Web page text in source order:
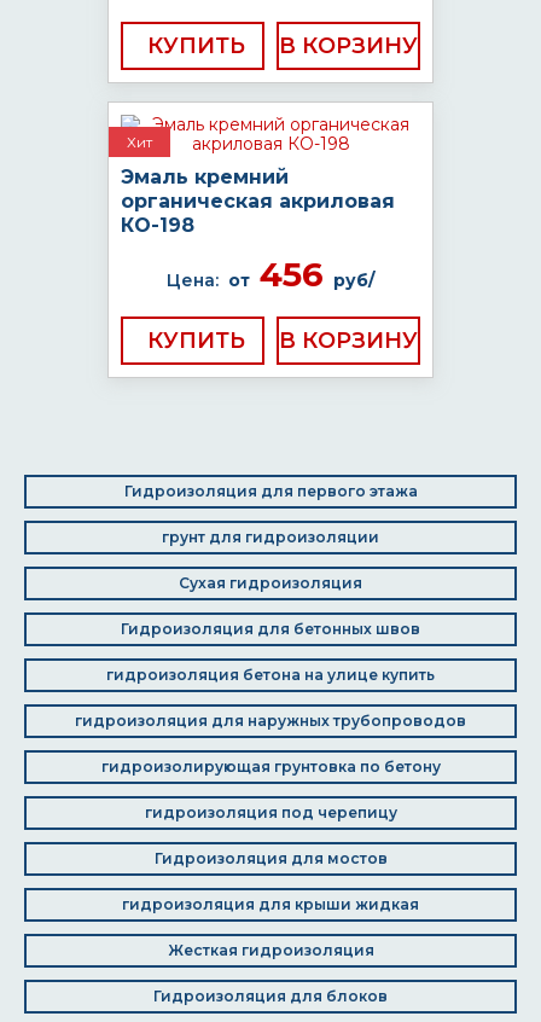
КУПИТЬ
Хит
Эмаль кремний
органическая акриловая
КО-198
Цена: от 456 руб/
КУПИТЬ
Гидроизоляция для первого этажа
грунт для гидроизоляции
Сухая гидроизоляция
Гидроизоляция для бетонных швов
гидроизоляция бетона на улице купить
гидроизоляция для наружных трубопроводов
гидроизолирующая грунтовка по бетону
гидроизоляция под черепицу
Гидроизоляция для мостов
гидроизоляция для крыши жидкая
Жесткая гидроизоляция
Гидроизоляция для блоков